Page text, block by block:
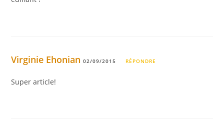
Virginie Ehonian 02/09/2015 RÉPONDRE
Super article!